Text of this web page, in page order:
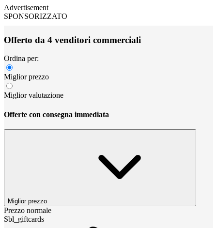
Advertisement
SPONSORIZZATO
Offerto da 4 venditori commerciali
Ordina per:
Miglior prezzo
Miglior valutazione
Offerte con consegna immediata
Miglior prezzo
Prezzo normale
Sbl_giftcards